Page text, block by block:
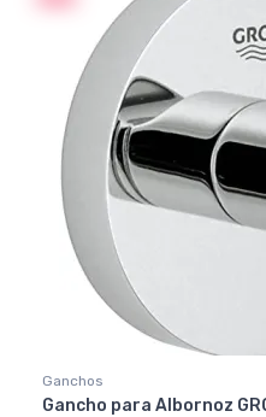
Ganchos
Gancho para Albornoz